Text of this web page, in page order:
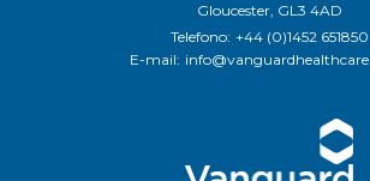
Gloucester, GL3 4AD
Telefono: +44 (0)1452 651850
E-mail: